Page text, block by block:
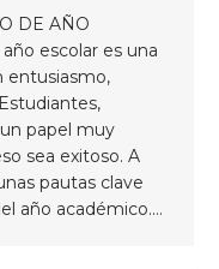
DE AÑO
escolar es una
entusiasmo,
papel muy
sea exitoso. A
pautas clave
año académico.…